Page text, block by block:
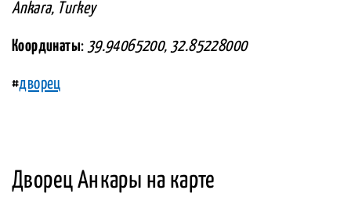
Ankara, Turkey
Координаты: 39.94065200, 32.85228000
#дворец
Дворец Анкары на карте